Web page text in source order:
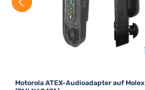
Motorola ATEX-Audioadapter auf Molex